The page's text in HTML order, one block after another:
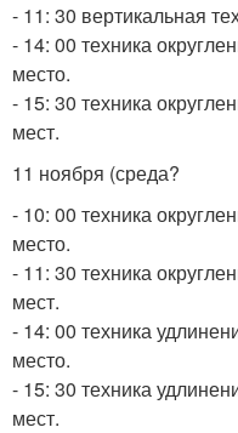
- 11: 30 вертикальная
- 14: 00 техника
место.
- 15: 30 техника
мест.
11 ноября (среда?
- 10: 00 техника
место.
- 11: 30 техника
мест.
- 14: 00 техника
место.
- 15: 30 техника
мест.